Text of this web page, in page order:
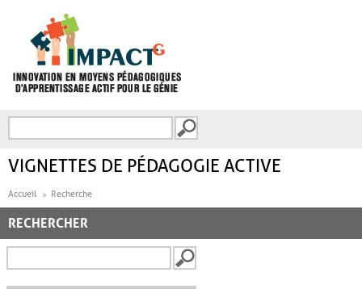
FORMULAIRE DE
VIGNETTES DE PÉDAGOGIE ACTIVE
Accueil Recherche
RECHERCHER